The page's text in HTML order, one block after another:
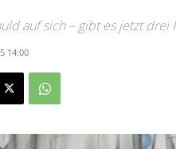
auf sich – gibt es jetzt drei
14:00